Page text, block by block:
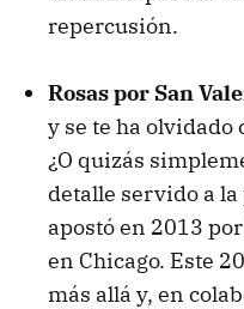
repercusión.
Rosas por San
y se te ha olvidado
¿O quizás
detalle servido a
apostó en 2013
en Chicago. Este
más allá y, en